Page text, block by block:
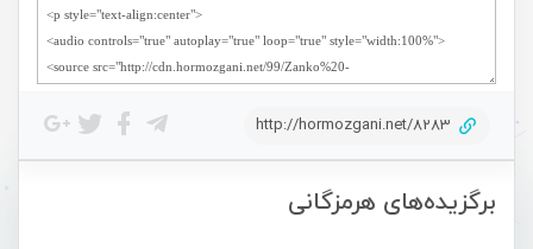
برگزیده‌های هرمزگانی
http://hormozgani.net/8283